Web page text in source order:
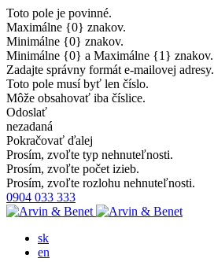
Toto pole je povinné.
Maximálne {0} znakov.
Minimálne {0} znakov.
Minimálne {0} a Maximálne {1} znakov.
Zadajte správny formát e-mailovej adresy.
Toto pole musí byť len číslo.
Môže obsahovať iba číslice.
Odoslať
nezadaná
Pokračovať ďalej
Prosím, zvoľte typ nehnuteľnosti.
Prosím, zvoľte počet izieb.
Prosím, zvoľte rozlohu nehnuteľnosti.
0904 033 333
sk
en